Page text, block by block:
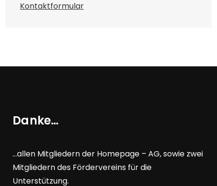
Kontaktformular
Danke…
…allen Mitgliedern der Homepage – AG, sowie zwei
Mitgliedern des Fördervereins für die
Unterstützung.